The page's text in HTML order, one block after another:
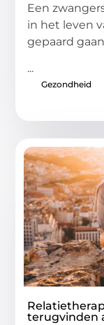
Een
in het leven
gepaard
...
Gezondheid
terugvinden